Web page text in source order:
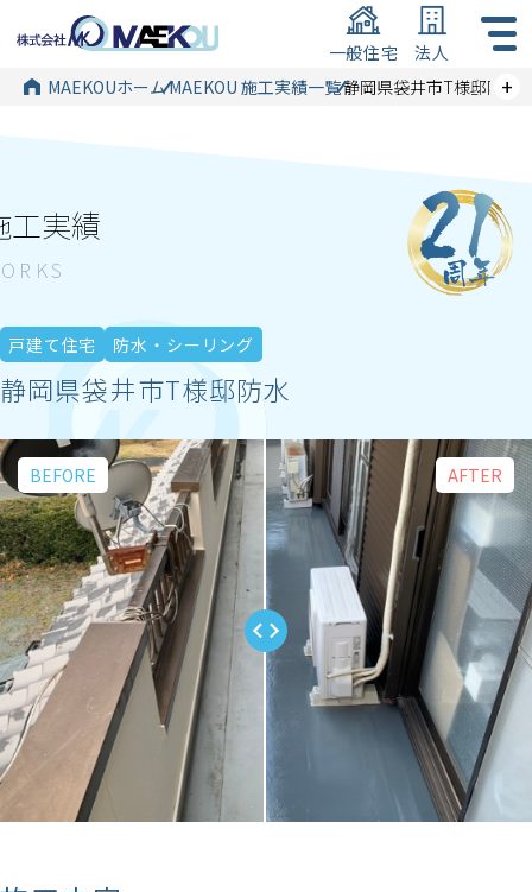
一般住宅 法人
+
MAEKOUホームMAEKOU 施工実績一覧静岡県袋井市T様邸防水
工実績
戸建て住宅 防水・シーリング
静岡県袋井市T様邸防水